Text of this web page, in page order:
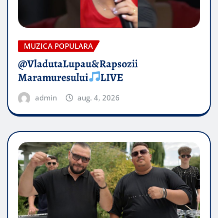
MUZICA POPULARA
@VladutaLupau&Rapsozii
Maramuresului
LIVE
admin aug. 4, 2026